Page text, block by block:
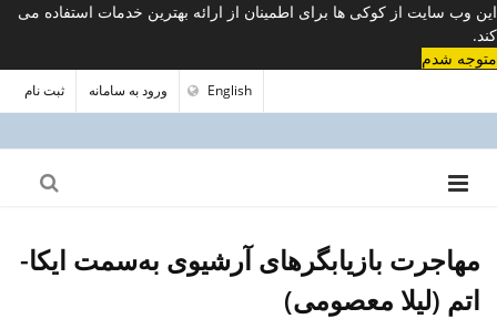
این وب سایت از کوکی ها برای اطمینان از ارائه بهترین خدمات استفاده می
کند.
متوجه شدم
ورود به سامانه ثبت نام English
مهاجرت بازیابگرهای آرشیوی به‌سمت ایکا-
اتم (لیلا معصومی)